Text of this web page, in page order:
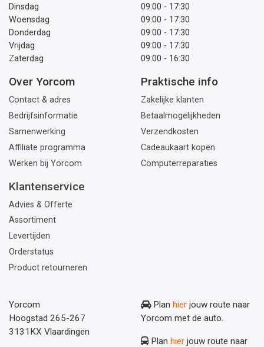
Dinsdag
09:00 - 17:30
Woensdag
09:00 - 17:30
Donderdag
09:00 - 17:30
Vrijdag
09:00 - 17:30
Zaterdag
09:00 - 16:30
Over Yorcom
Contact & adres
Bedrijfsinformatie
Samenwerking
Affiliate programma
Werken bij Yorcom
Praktische info
Zakelijke klanten
Betaalmogelijkheden
Verzendkosten
Cadeaukaart kopen
Computerreparaties
Klantenservice
Advies & Offerte
Assortiment
Levertijden
Orderstatus
Product retourneren
Yorcom
Hoogstad 265-267
3131KX Vlaardingen
Plan hier jouw route naar
Yorcom met de auto.
Plan hier jouw route naar